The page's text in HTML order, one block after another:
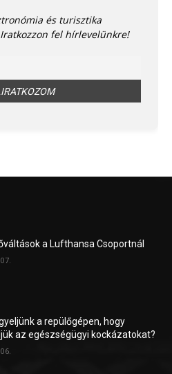
és turisztika
fel hírlevelünkre!
a Lufthansa Csoportnál
a repülőgépen, hogy
az egészségügyi kockázatokat?